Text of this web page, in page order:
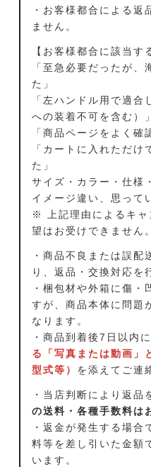
・お客様都合による返
ません。
【お客様都合に該当す
「至急必要だったが、
た」
「左ハンドル用で適
への装着不可を含む）」
「商品ページをよく確
「カートに入れただけ
た」
サイズ・カラー・仕様
イメージ違い、思って
※ 上記理由によるキャ
望はお受けできません。
・商品不良または誤配
り、返品・交換対応を
・梱包材や外箱に傷・
すが、商品本体に問題
なります。
・商品到着後7日以内に
る「写真または動画」
型式等） を添えてご連
・当店判断により返品
の送料・各種手数料は
・返金が発生する場合
料等を差し引いた金額
います。